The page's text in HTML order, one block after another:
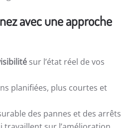
avec une approche
sur l’état réel de vos
planifiées, plus courtes et
des pannes et des arrêts